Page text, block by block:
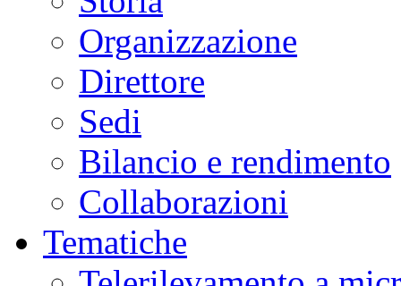
Organizzazione
Direttore
Sedi
Bilancio e rendimento
Collaborazioni
Tematiche